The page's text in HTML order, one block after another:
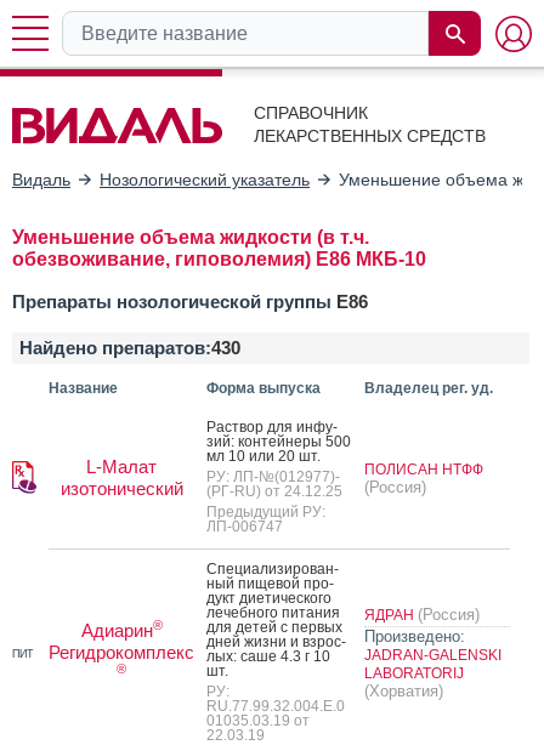
СПРАВОЧНИК
ЛЕКАРСТВЕННЫХ СРЕДСТВ
Видаль Нозологический указатель Уменьшение объема
Уменьшение объема жидкости (в т.ч.
обезвоживание, гиповолемия) E86 МКБ-10
Препараты нозологической группы E86
Найдено препаратов:430
Название Форма выпуска Владелец рег. уд.
L-Малат
изотонический
Рас­твор для ин­фу­
зий: кон­тей­не­ры 500
мл 10 или 20 шт.
РУ: ЛП-№(012977)-
(РГ-RU) от 24.12.25
Предыдущий РУ:
ЛП-006747
ПОЛИСАН НТФФ
(Россия)
ПИТ
Адиарин®
Регидрокомплекс
®
Спе­ци­али­зиро­ван­
ный пи­щевой про­
дукт ди­ети­чес­ко­го
ле­чеб­но­го пи­тания
для де­тей с пер­вых
дней жиз­ни и взрос­
лых: са­ше 4.3 г 10
шт.
РУ:
RU.77.99.32.004.E.0
01035.03.19 от
22.03.19
ЯДРАН (Россия)
Произведено:
JADRAN-GALENSKI
LABORATORIJ
(Хорватия)